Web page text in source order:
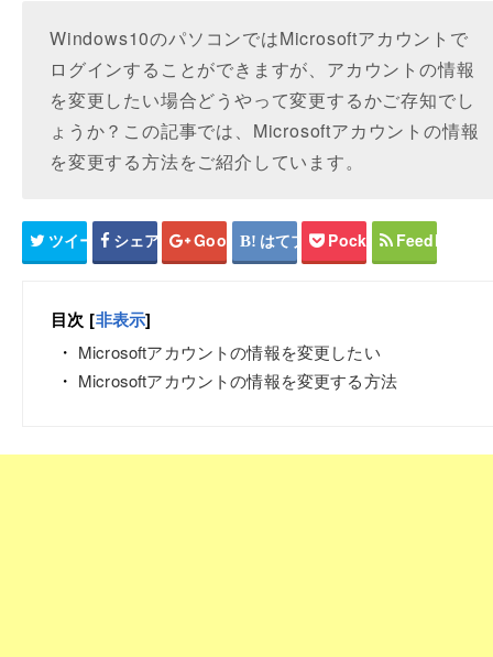
Windows10のパソコンではMicrosoftアカウントで
ログインすることができますが、アカウントの情報
を変更したい場合どうやって変更するかご存知でし
ょうか？この記事では、Microsoftアカウントの情報
を変更する方法をご紹介しています。
ツイート シェア Google+ はてブ Pocket Feedly
目次 [非表示]
Microsoftアカウントの情報を変更したい
Microsoftアカウントの情報を変更する方法